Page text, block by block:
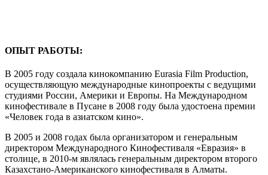
ОПЫТ РАБОТЫ:
В 2005 году создала кинокомпанию Eurasia Film Production,
осуществляющую международные кинопроекты с ведущими
студиями России, Америки и Европы. На Международном
кинофестивале в Пусане в 2008 году была удостоена премии
«Человек года в азиатском кино».
В 2005 и 2008 годах была организатором и генеральным
директором Международного Кинофестиваля «Евразия» в
столице, в 2010-м являлась генеральным директором второго
Казахстано-Американского кинофестиваля в Алматы.